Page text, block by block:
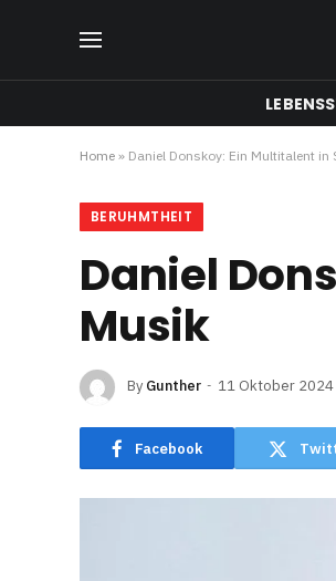
Home » Daniel Donskoy: Ein Multitalent
BERUHMTHEIT
Daniel
Musik
By Gunther 11 Oktober 2024
Facebook